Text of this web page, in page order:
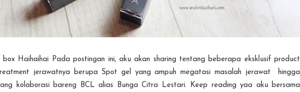
box Haihaihai Pada postingan ini, aku akan sharing tentang beberapa eksklusif product
jerawatnya berupa Spot gel yang ampuh megatasi masalah jerawat hingga
kolaborasi bareng BCL alias Bunga Citra Lestari. Keep reading yaa aku bersama